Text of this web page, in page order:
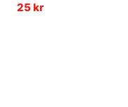
25 kr